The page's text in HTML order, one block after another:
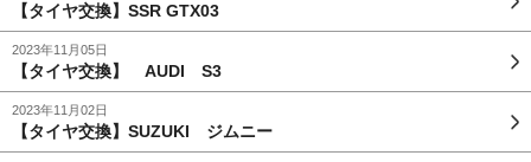
【タイヤ交換】SSR GTX03
2023年11月05日
【タイヤ交換】 AUDI S3
2023年11月02日
【タイヤ交換】SUZUKI ジムニー